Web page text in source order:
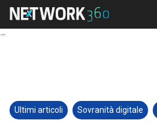
Ultimi articoli Sovranità digitale